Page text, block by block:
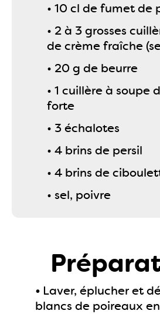
• 10 cl de fumet de
• 2 à 3 grosses
de crème fraîche
• 20 g de beurre
• 1 cuillère à soupe
forte
• 3 échalotes
• 4 brins de persil
• 4 brins de
• sel, poivre
• Laver, éplucher et
blancs de poireaux